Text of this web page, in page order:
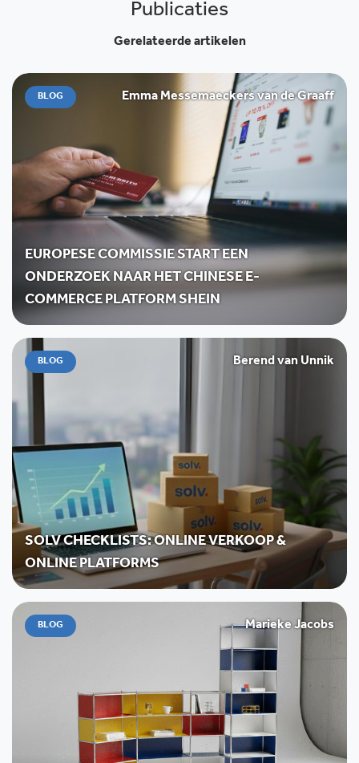
Publicaties
Gerelateerde artikelen
BLOG Emma Messemaeckers van de Graaff
EUROPESE COMMISSIE START EEN
ONDERZOEK NAAR HET CHINESE E-
COMMERCE PLATFORM SHEIN
BLOG Berend van Unnik
SOLV CHECKLISTS: ONLINE VERKOOP &
ONLINE PLATFORMS
BLOG Marieke Jacobs